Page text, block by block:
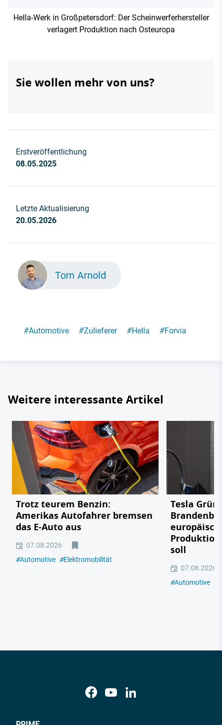
Hella-Werk in Großpetersdorf: Der Scheinwerferhersteller
verlagert Produktion nach Osteuropa
Sie wollen mehr von uns?
Erstveröffentlichung
08.05.2025
Letzte Aktualisierung
20.05.2026
Tom Arnold
#Automotive #Zulieferer #Hella #Forvia
Weitere interessante Artikel
Trotz teurem Benzin:
Amerikas Autofahrer bremsen
das E-Auto aus
07.08.2026
#Automotive #Elektromobilität
Tesla
soll
07.08.2026
#Automotive